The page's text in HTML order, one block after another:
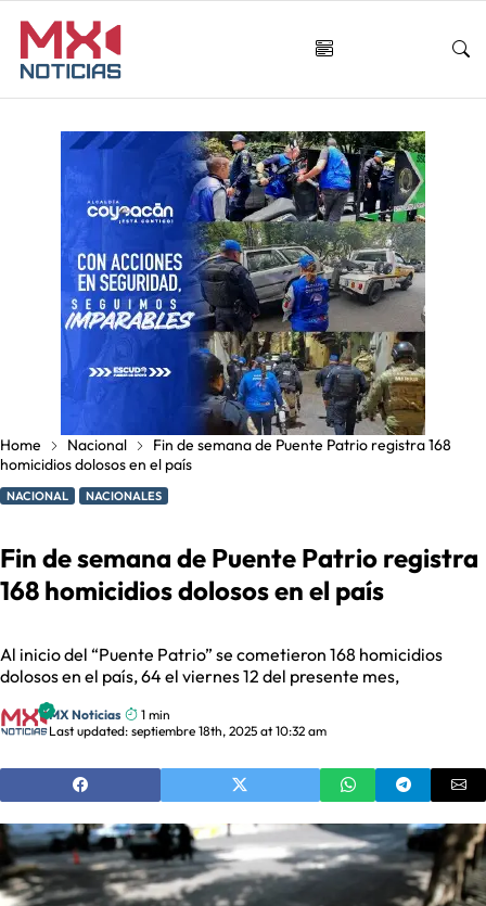
Home Nacional
Fin de semana de Puente Patrio registra 168
homicidios dolosos en el país
NACIONAL NACIONALES
Fin de semana de Puente Patrio registra
168 homicidios dolosos en el país
Al inicio del “Puente Patrio” se cometieron 168 homicidios
dolosos en el país, 64 el viernes 12 del presente mes,
MX Noticias
1 min
Last updated: septiembre 18th, 2025 at 10:32 am